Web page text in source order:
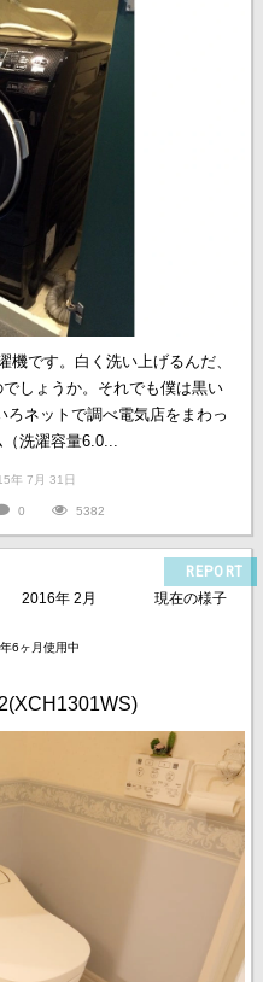
機です。白く洗い上げるんだ、
しょうか。それでも僕は黒い
ネットで調べ電気店をまわっ
洗濯容量6.0...
年 7月 31日
0 5382
REPORT
2016年 2月
現在の様子
6ヶ月使用中